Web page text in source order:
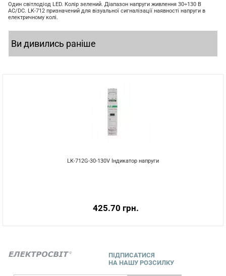
Один світлодіод LED. Колір зелений. Діапазон напруги живлення 30÷130 В
AC/DC. LK-712 призначений для візуальної сигналізації наявності напруги в
електричному колі.
Ви дивились раніше
LK-712G-30-130V Індикатор напруги
425.70 грн.
ПІДПИСАТИСЯ
НА НАШУ РОЗСИЛКУ